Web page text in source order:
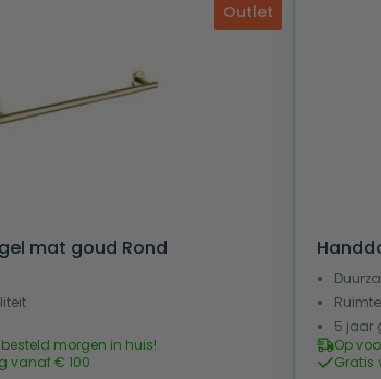
mat goud Rond
morgen in huis!
vanaf € 100
Outlet
5 jaar
Op
Gratis